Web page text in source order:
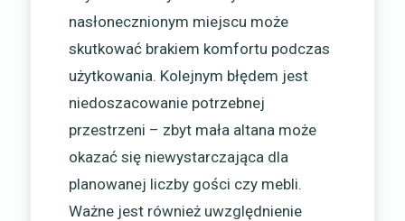
nasłonecznionym miejscu może
skutkować brakiem komfortu podczas
użytkowania. Kolejnym błędem jest
niedoszacowanie potrzebnej
przestrzeni – zbyt mała altana może
okazać się niewystarczająca dla
planowanej liczby gości czy mebli.
Ważne jest również uwzględnienie